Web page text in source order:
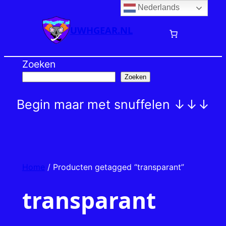
inhoud
UWHGEAR.NL
Zoeken
Zoeken
Begin maar met snuffelen ↓↓↓
Home / Producten getagged “transparant”
transparant
Nederlands